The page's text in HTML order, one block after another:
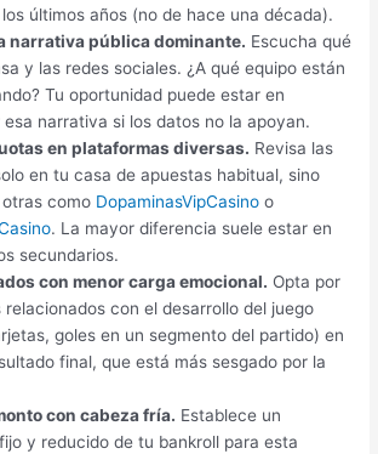
últimos años (no de hace una década).
narrativa pública dominante. Escucha qué
y las redes sociales. ¿A qué equipo están
Tu oportunidad puede estar en
narrativa si los datos no la apoyan.
en plataformas diversas. Revisa las
en tu casa de apuestas habitual, sino
como DopaminasVipCasino o
. La mayor diferencia suele estar en
secundarios.
con menor carga emocional. Opta por
relacionados con el desarrollo del juego
goles en un segmento del partido) en
final, que está más sesgado por la
con cabeza fría. Establece un
y reducido de tu bankroll para esta